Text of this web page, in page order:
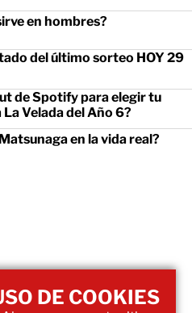
en hombres?
del último sorteo HOY 29
de Spotify para elegir tu
Velada del Año 6?
en la vida real?
DE COOKIES